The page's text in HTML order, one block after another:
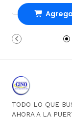
carrito
TODO LO QUE
AHORA A LA